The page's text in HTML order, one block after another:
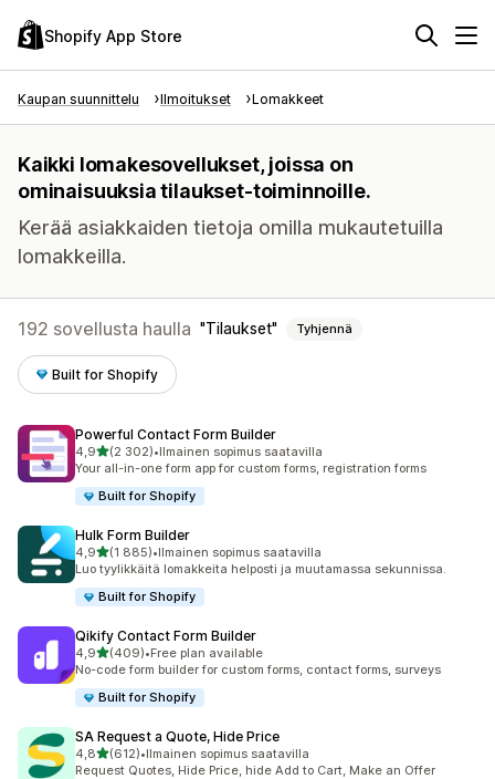
Shopify App Store
Kaupan suunnittelu Ilmoitukset Lomakkeet
Kaikki lomakesovellukset, joissa on
ominaisuuksia tilaukset-toiminnoille.
Kerää asiakkaiden tietoja omilla mukautetuilla
lomakkeilla.
192 sovellusta haulla Tilaukset Tyhjennä
Built for Shopify
Powerful Contact Form Builder
4,9/ 5 tähteä
(2 302)
2302 arvostelua yhteensä
•Ilmainen sopimus saatavilla
Your all-in-one form app for custom forms, registration forms
Built for Shopify
Hulk Form Builder
4,9/ 5 tähteä
(1 885)
1885 arvostelua yhteensä
•Ilmainen sopimus saatavilla
Luo tyylikkäitä lomakkeita helposti ja muutamassa sekunnissa.
Built for Shopify
Qikify Contact Form Builder
4,9/ 5 tähteä
(409)
409 arvostelua yhteensä
•Free plan available
No-code form builder for custom forms, contact forms, surveys
Built for Shopify
SA Request a Quote, Hide Price
4,8/ 5 tähteä
(612)
612 arvostelua yhteensä
•Ilmainen sopimus saatavilla
Request Quotes, Hide Price, hide Add to Cart, Make an Offer